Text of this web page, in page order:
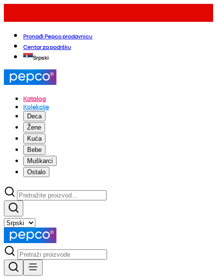
Pronađi Pepco prodavnicu
Centar za podršku
Srpski
Katalog
Kolekcije
Deca
Žene
Kuća
Bebe
Muškarci
Ostalo